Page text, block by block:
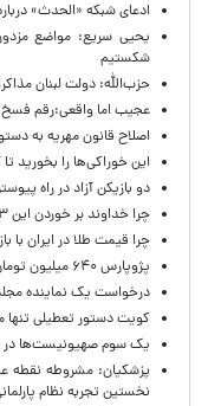
ادعای شبکه «الحدث»
یحیی سریع: مواضع
شکستیم
حزب‌الله: دولت لبنان
عجیب اما واقعی:رقم فسخ قرارداد
اصلاح قانون مهریه به
این خوراکی‌ها را بخورید تا
دو بازیکن آزاد در راه
چرا خداوند بر خوردن این ۳ میوه تأکید کرده است؟!
چرا قیمت طلا در ایران با
پژوپارس ۶۴۰ میلیون تومان شد/ جدول قیمت مدل‌های مختلف خودرو
درخواست یک نماینده
کویت دستور تعطیلی تنها
یک‌ سوم صهیونیست‌ها در
پزشکیان: مشروطه نقطه
نخستین تجربه نظام